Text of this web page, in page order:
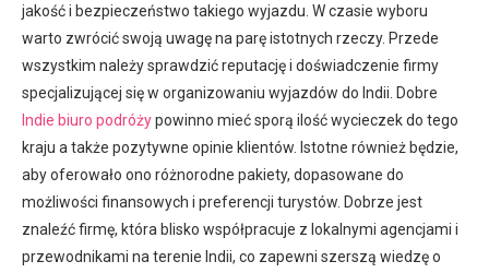
jakość i bezpieczeństwo takiego wyjazdu. W czasie wyboru
warto zwrócić swoją uwagę na parę istotnych rzeczy. Przede
wszystkim należy sprawdzić reputację i doświadczenie firmy
specjalizującej się w organizowaniu wyjazdów do Indii. Dobre
Indie biuro podróżypowinno mieć sporą ilość wycieczek do tego
kraju a także pozytywne opinie klientów. Istotne również będzie,
aby oferowało ono różnorodne pakiety, dopasowane do
możliwości finansowych i preferencji turystów. Dobrze jest
znaleźć firmę, która blisko współpracuje z lokalnymi agencjami i
przewodnikami na terenie Indii, co zapewni szerszą wiedzę o